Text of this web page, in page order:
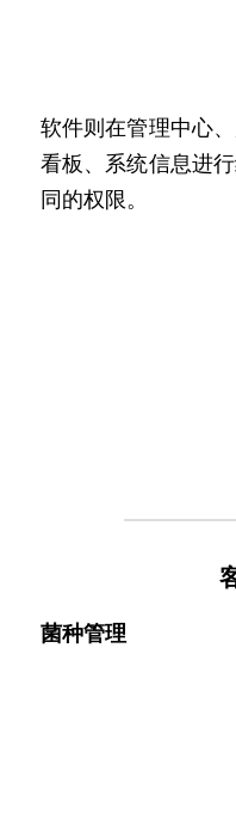
软件则在管理中心
看板、系统信息进
同的权限。
菌种管理